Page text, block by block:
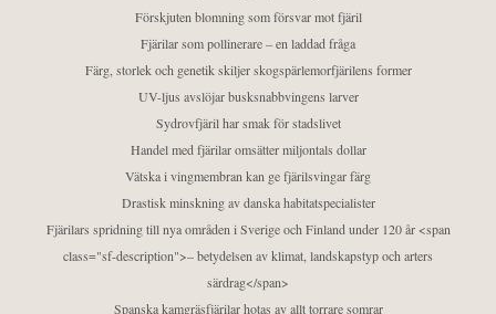
Förskjuten blomning som försvar mot fjäril
Fjärilar som pollinerare – en laddad fråga
Färg, storlek och genetik skiljer skogspärlemorfjärilens former
UV-ljus avslöjar busksnabbvingens larver
Sydrovfjäril har smak för stadslivet
Handel med fjärilar omsätter miljontals dollar
Vätska i vingmembran kan ge fjärilsvingar färg
Drastisk minskning av danska habitatspecialister
Fjärilars spridning till nya områden i Sverige och Finland under 120 år <span
class="sf-description">– betydelsen av klimat, landskapstyp och arters
särdrag</span>
Spanska kamgräsfjärilar hotas av allt torrare somrar